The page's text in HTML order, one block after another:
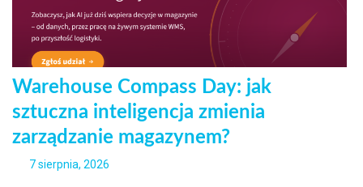
Warehouse Compass Day: jak
sztuczna inteligencja zmienia
zarządzanie magazynem?
7 sierpnia, 2026